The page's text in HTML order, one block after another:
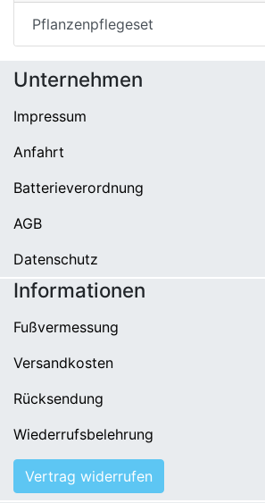
Pflanzenpflegeset
Unternehmen
Impressum
Anfahrt
Batterieverordnung
AGB
Datenschutz
Informationen
Fußvermessung
Versandkosten
Rücksendung
Wiederrufsbelehrung
Vertrag widerrufen